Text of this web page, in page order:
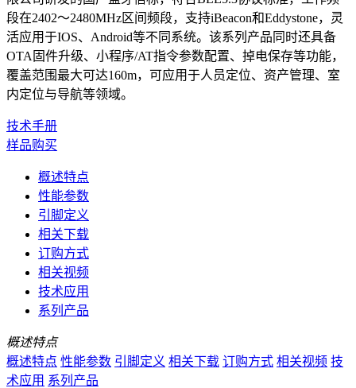
段在2402～2480MHz区间频段，支持iBeacon和Eddystone，灵
活应用于IOS、Android等不同系统。该系列产品同时还具备
OTA固件升级、小程序/AT指令参数配置、掉电保存等功能，
覆盖范围最大可达160m，可应用于人员定位、资产管理、室
内定位与导航等领域。
技术手册
样品购买
概述特点
性能参数
引脚定义
相关下载
订购方式
相关视频
技术应用
系列产品
概述特点
概述特点 性能参数 引脚定义 相关下载 订购方式 相关视频 技
术应用 系列产品